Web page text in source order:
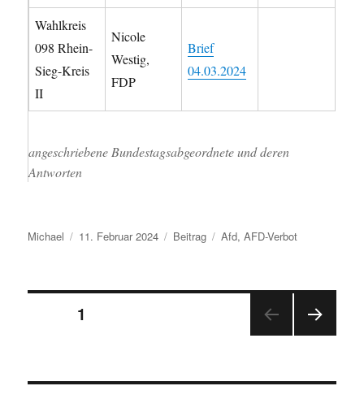
Wahlkreis
098 Rhein-
Sieg-Kreis
II
Nicole
Westig,
FDP
Brief
04.03.2024
angeschriebene Bundestagsabgeordnete und deren
Antworten
Autor
Michael
Veröffentlicht
11. Februar 2024 Kategorien
Beitrag Schlagwörter
Afd,AFD-Verbot
Seitennummerierung
Beiträge
1
E